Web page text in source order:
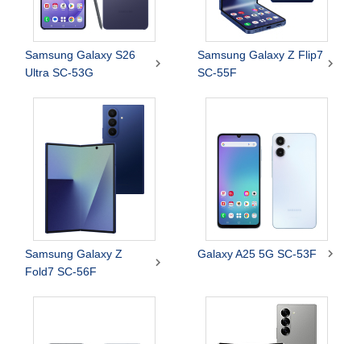
Samsung Galaxy S26
Ultra SC-53G

Samsung Galaxy Z Flip7
SC-55F

Samsung Galaxy Z
Fold7 SC-56F

Galaxy A25 5G SC-53F 